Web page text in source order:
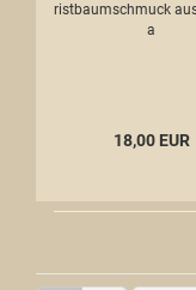
ristbaumschmuck
a
18,00 EUR